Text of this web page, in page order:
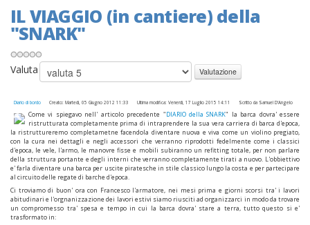
IL VIAGGIO (in cantiere) della
"SNARK"
Valuta
Diario di bordo Creato: Martedì, 05 Giugno 2012 11:33 Ultima modifica: Venerdì, 17 Luglio 2015 14:11 Scritto da Samuel D'Angelo
Come vi spiegavo nell' articolo precedente "DIARIO della SNARK" la barca dovra' essere
ristrutturata completamente prima di intraprendere la sua vera carriera di barca d'epoca,
la ristruttureremo completametne facendola diventare nuova e viva come un violino pregiato,
con la cura nei dettagli e negli accessori che verranno riprodotti fedelmente come i classici
d'epoca, le vele, l'armo, le manovre fisse e mobili subiranno un refitting totale, per non parlare
della struttura portante e degli interni che verranno completamente tirati a nuovo. L'obbiettivo
e' farla diventare una barca per uscite piratesche in stile classico lungo la costa e per partecipare
al circuito delle regate di barche d'epoca.
Ci troviamo di buon' ora con Francesco l'armatore, nei mesi prima e giorni scorsi tra' i lavori
abitudinari e l'orgnanizzazione dei lavori estivi siamo riusciti ad organizzarci in modo da trovare
un compromesso tra' spesa e tempo in cui la barca dovra' stare a terra, tutto questo si e'
trasformato in: